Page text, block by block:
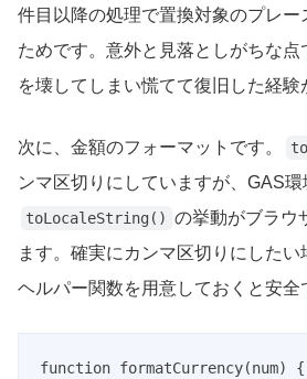
件目以降の処理で置換対象のプレー
ためです。意外と見落としがちな
を壊してしまい慌てて復旧した経験
次に、金額のフォーマットです。
ンマ区切りにしていますが、GAS環
toLocaleString() の挙動がブラウ
ます。確実にカンマ区切りにした
ヘルパー関数を用意しておくと安全
function formatCurrency(num) {